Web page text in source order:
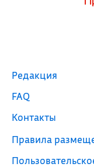
Редакция
FAQ
Контакты
Правила